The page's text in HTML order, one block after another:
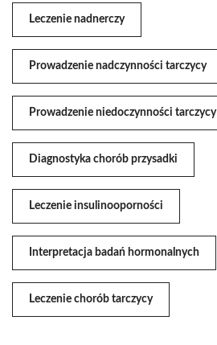
Leczenie nadnerczy
Prowadzenie nadczynności tarczycy
Prowadzenie niedoczynności tarczycy
Diagnostyka chorób przysadki
Leczenie insulinooporności
Interpretacja badań hormonalnych
Leczenie chorób tarczycy